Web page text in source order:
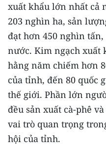
Media Y tế
Media Khoa học - Công
Media Môi trường
Ảnh
Infographic
TIN MỚI
xuất khẩu lớn nhất cả
203 nghìn ha, sản
đạt hơn 450 nghìn
nước. Kim ngạch xuất
hằng năm chiếm hơn
của tỉnh, đến 80 quốc
thế giới. Phần lớn
đều sản xuất cà-phê
vai trò quan trọng
hội của tỉnh.